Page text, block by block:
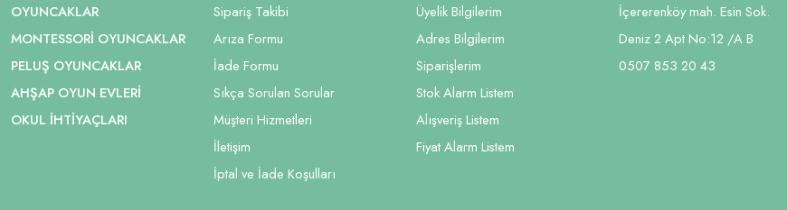
OYUNCAKLAR
MONTESSORI OYUNCAKLAR
PELUŞ OYUNCAKLAR
AHŞAP OYUN EVLERI
OKUL İHTIYAÇLARI
Sipariş Takibi
Arıza Formu
İade Formu
Sıkça Sorulan Sorular
Müşteri Hizmetleri
İletişim
İptal ve İade Koşulları
Üyelik Bilgilerim
Adres Bilgilerim
Siparişlerim
Stok Alarm Listem
Alışveriş Listem
Fiyat Alarm Listem
İçererenköy mah. Esin Sok.
Deniz 2 Apt No:12 /A B
0507 853 20 43